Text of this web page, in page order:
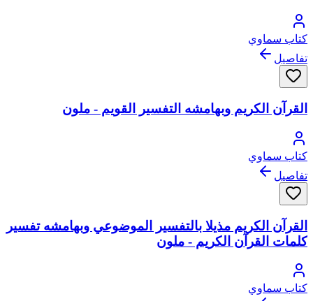
كتاب سماوي
تفاصيل
القرآن الكريم وبهامشه التفسير القويم - ملون
كتاب سماوي
تفاصيل
القرآن الكريم مذيلا بالتفسير الموضوعي وبهامشه تفسير
كلمات القرآن الكريم - ملون
كتاب سماوي